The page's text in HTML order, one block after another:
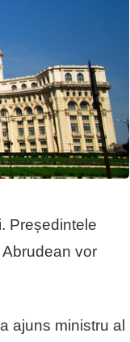
Președintele
vor
ajuns ministru al